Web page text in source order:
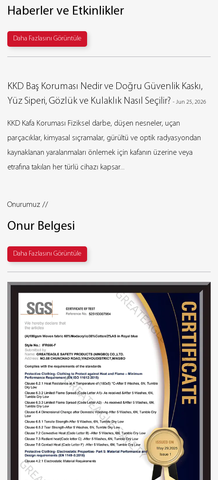
Haberler ve Etkinlikler
Daha Fazlasını Görüntüle
ve Doğru Güvenlik Kaskı,
Nasıl Seçilir?- Jun 25, 2026
düşen nesneler, uçan
gürültü ve optik radyasyondan
için kafanın üzerine veya
What Are the Types and
Protection Gloves in
DPPE Hand Protection
PPE Hand Protection is
and occupational health
required and most frequently
Onurumuz //
Onur Belgesi
Daha Fazlasını Görüntüle